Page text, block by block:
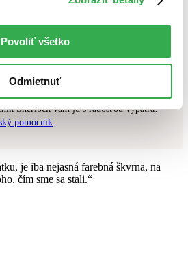
Povoliť všetko
Odmietnuť
vyhovujúci zadaným podmienkam.
výraz.
Sherlock vám ju s radosťou vypátra!
pomocník
je iba nejasná farebná škvrna, na
čím sme sa stali.